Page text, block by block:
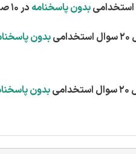
بدون پاسخنامه در 10 صفحه
بدون
بدون